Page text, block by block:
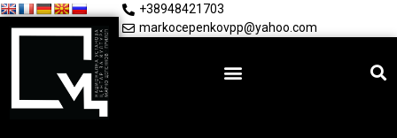
+38948421703
markocepenkovpp@yahoo.com